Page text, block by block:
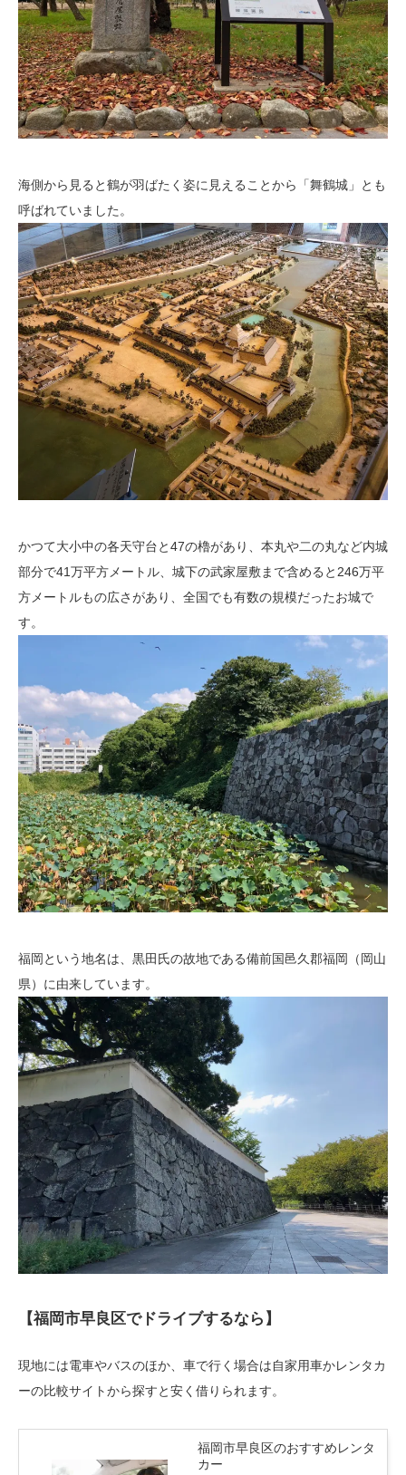
海側から見ると鶴が羽ばたく姿に見えることから「舞鶴城」とも
呼ばれていました。
かつて大小中の各天守台と47の櫓があり、本丸や二の丸など内城
部分で41万平方メートル、城下の武家屋敷まで含めると246万平
方メートルもの広さがあり、全国でも有数の規模だったお城で
す。
福岡という地名は、黒田氏の故地である備前国邑久郡福岡（岡山
県）に由来しています。
【福岡市早良区でドライブするなら】
現地には電車やバスのほか、車で行く場合は自家用車かレンタカ
ーの比較サイトから探すと安く借りられます。
福岡市早良区のおすすめレンタ
カー